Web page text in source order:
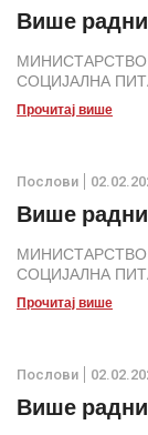
Више
СОЦИЈАЛНА
Прочитај више
Послови
Више
СОЦИЈАЛНА
Прочитај више
Послови
Више